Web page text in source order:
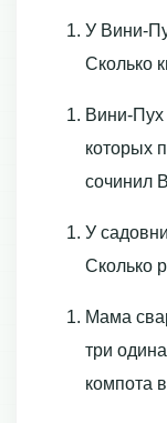
У Вини-
Сколько
Вини-Пух
которых
сочинил
У
Сколько
Мама
три
компота